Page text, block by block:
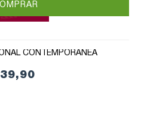
CONTEMPORÂNEA
39,90